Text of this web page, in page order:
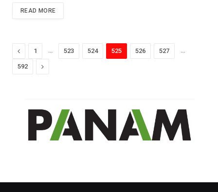
READ MORE
Previous
1 523 524 525 526 527
592 Next